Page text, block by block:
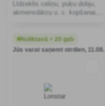
Līdzeklis celiņu, puķu dobju,
akmensdārzu u. c. kopšanai,
apkārtējos augus, vizuāls
vīšanas efekts pēc trim
Noliktavā > 20 gab
Jūs varat saņemt otrdien, 11.08.